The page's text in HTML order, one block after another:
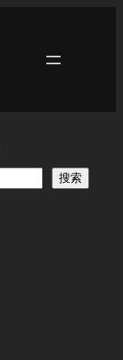
搜索